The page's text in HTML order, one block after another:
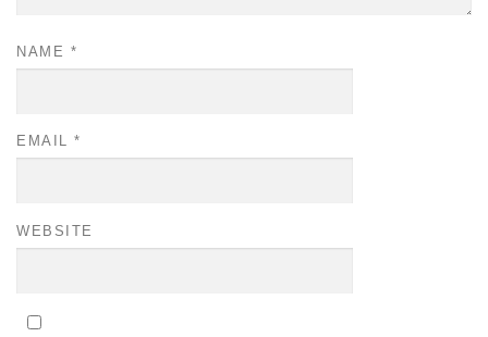
NAME *
EMAIL *
WEBSITE